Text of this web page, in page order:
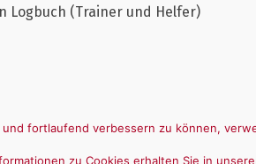
Logbuch (Trainer und Helfer)
fortlaufend verbessern zu können,
zu Cookies erhalten Sie in